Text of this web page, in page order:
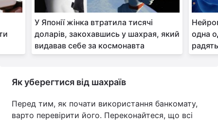
У Японії жінка втратила тисячі
доларів, закохавшись у шахрая, який
видавав себе за космонавта
одна
Як уберегтися від шахраїв
Перед тим, як почати використання банкомату,
варто перевірити його. Переконайтеся, що всі